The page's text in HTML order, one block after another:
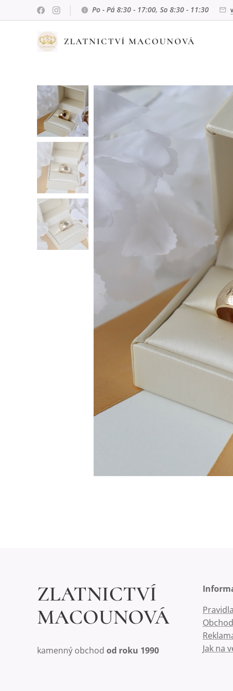
Po - Pá 8:30 - 17:00, So 8:30 - 11:30
ZLATNICTVÍ MACOUNOVÁ
ZLATNICTVÍ
MACOUNOVÁ
kamenný obchod od roku 1990
Jak na